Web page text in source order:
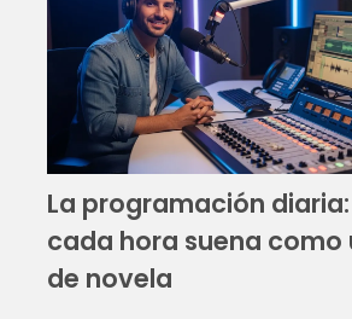
La programación
cada hora suena
de novela